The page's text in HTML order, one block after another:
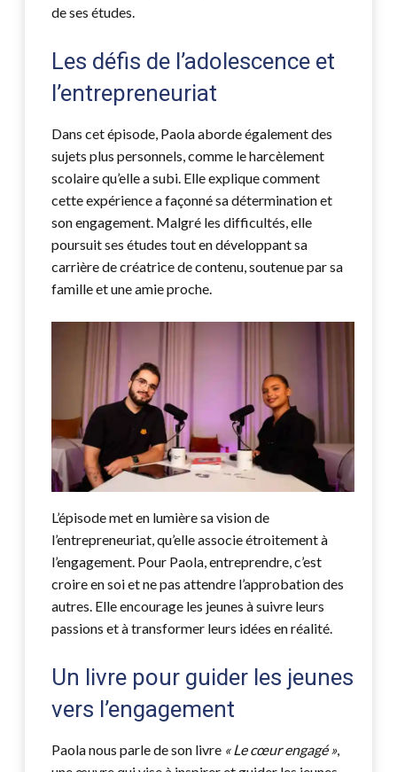
de ses études.
Les défis de l’adolescence et
l’entrepreneuriat
Dans cet épisode, Paola aborde également des
sujets plus personnels, comme le harcèlement
scolaire qu’elle a subi. Elle explique comment
cette expérience a façonné sa détermination et
son engagement. Malgré les difficultés, elle
poursuit ses études tout en développant sa
carrière de créatrice de contenu, soutenue par sa
famille et une amie proche.
L’épisode met en lumière sa vision de
l’entrepreneuriat, qu’elle associe étroitement à
l’engagement. Pour Paola, entreprendre, c’est
croire en soi et ne pas attendre l’approbation des
autres. Elle encourage les jeunes à suivre leurs
passions et à transformer leurs idées en réalité.
Un livre pour guider les jeunes
vers l’engagement
Paola nous parle de son livre « Le cœur engagé »,